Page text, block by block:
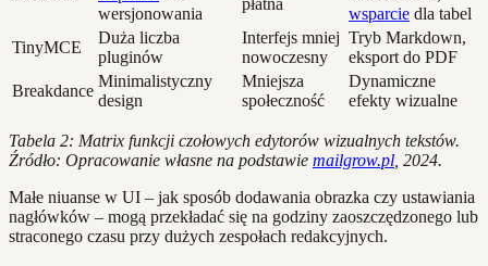
wersjonowania
wsparcie dla tabel
TinyMCE
Duża liczba
pluginów
Interfejs mniej
nowoczesny
Tryb Markdown,
eksport do PDF
Breakdance
Minimalistyczny
design
Mniejsza
społeczność
Dynamiczne
efekty wizualne
Tabela 2: Matrix funkcji czołowych edytorów wizualnych tekstów.
Źródło: Opracowanie własne na podstawie mailgrow.pl , 2024.
Małe niuanse w UI – jak sposób dodawania obrazka czy ustawiania
nagłówków – mogą przekładać się na godziny zaoszczędzonego lub
straconego czasu przy dużych zespołach redakcyjnych.